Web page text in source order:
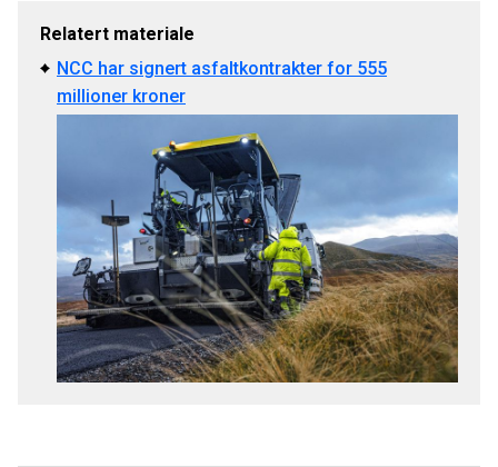
Relatert materiale
NCC har signert asfaltkontrakter for 555
millioner kroner